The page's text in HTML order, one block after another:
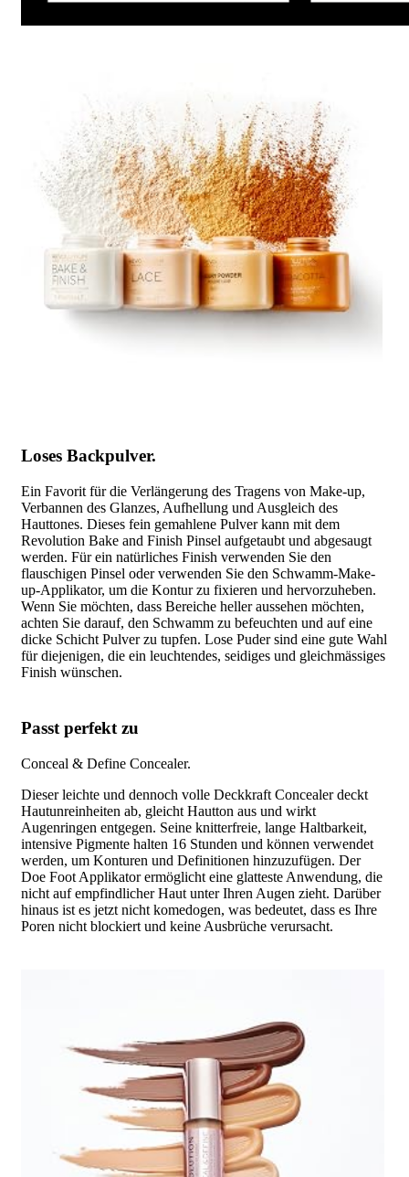
Loses Backpulver.
Ein Favorit für die Verlängerung des Tragens von Make-up,
Verbannen des Glanzes, Aufhellung und Ausgleich des
Hauttones. Dieses fein gemahlene Pulver kann mit dem
Revolution Bake and Finish Pinsel aufgetaubt und abgesaugt
werden. Für ein natürliches Finish verwenden Sie den
flauschigen Pinsel oder verwenden Sie den Schwamm-Make-
up-Applikator, um die Kontur zu fixieren und hervorzuheben.
Wenn Sie möchten, dass Bereiche heller aussehen möchten,
achten Sie darauf, den Schwamm zu befeuchten und auf eine
dicke Schicht Pulver zu tupfen. Lose Puder sind eine gute Wahl
für diejenigen, die ein leuchtendes, seidiges und gleichmässiges
Finish wünschen.
Passt perfekt zu
Conceal & Define Concealer.
Dieser leichte und dennoch volle Deckkraft Concealer deckt
Hautunreinheiten ab, gleicht Hautton aus und wirkt
Augenringen entgegen. Seine knitterfreie, lange Haltbarkeit,
intensive Pigmente halten 16 Stunden und können verwendet
werden, um Konturen und Definitionen hinzuzufügen. Der
Doe Foot Applikator ermöglicht eine glatteste Anwendung, die
nicht auf empfindlicher Haut unter Ihren Augen zieht. Darüber
hinaus ist es jetzt nicht komedogen, was bedeutet, dass es Ihre
Poren nicht blockiert und keine Ausbrüche verursacht.